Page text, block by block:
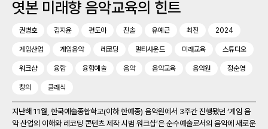
엿본 미래향 음악교육의 힌트
권병호 김지윤 편도아 진솔 유예근 최진 2024
게임산업 게임음악 레코딩 멀티사운드 미래교육 스튜디오
워크샵 융합 융합예술 음악 음악교육 음악원 정순영
창의 클래식
지난해 11월, 한국예술종합학교(이하 한예종) 음악원에서 3주간 진행됐던 ‘게임 음
악 산업의 이해와 레코딩 콘텐츠 제작 시범 워크샵’은 순수예술로서의 음악에 새로운